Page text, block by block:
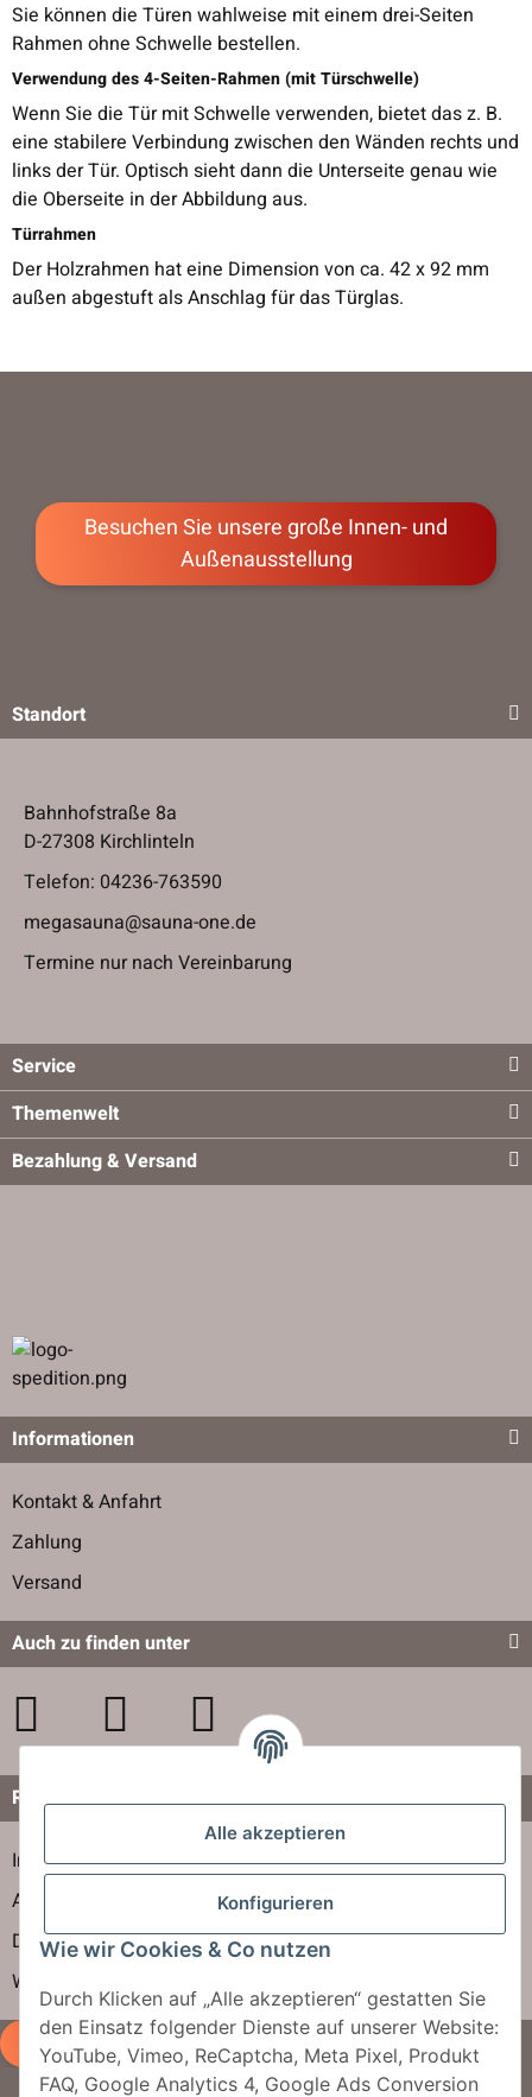
Alle akzeptieren
Konfigurieren
Wie wir Cookies & Co nutzen
Durch Klicken auf „Alle akzeptieren“ gestatten Sie
den Einsatz folgender Dienste auf unserer Website:
YouTube, Vimeo, ReCaptcha, Meta Pixel, Produkt
FAQ, Google Analytics 4, Google Ads Conversion
Sie können die Türen wahlweise mit einem drei-Seiten
Rahmen ohne Schwelle bestellen.
Verwendung des 4-Seiten-Rahmen (mit Türschwelle)
Wenn Sie die Tür mit Schwelle verwenden, bietet das z. B.
eine stabilere Verbindung zwischen den Wänden rechts und
links der Tür. Optisch sieht dann die Unterseite genau wie
die Oberseite in der Abbildung aus.
Türrahmen
Der Holzrahmen hat eine Dimension von ca. 42 x 92 mm
außen abgestuft als Anschlag für das Türglas.
Besuchen Sie unsere große Innen- und
Außenausstellung
Besuchen Sie unsere große Innen- und
Außenausstellung
Standort
Bahnhofstraße 8a
D-27308 Kirchlinteln
Telefon: 04236-763590
megasauna@sauna-one.de
Termine nur nach Vereinbarung
Service
Themenwelt
Bezahlung & Versand
Informationen
Kontakt & Anfahrt
Zahlung
Versand
Auch zu finden unter
Rechtliches
Impressum
AGB
Datenschutzerklärung
Widerrufsbelehrung
Vertrag widerrufen